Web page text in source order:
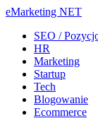
eMarketing NET
SEO /
HR
Marketing
Startup
Tech
Blogowanie
Ecommerce